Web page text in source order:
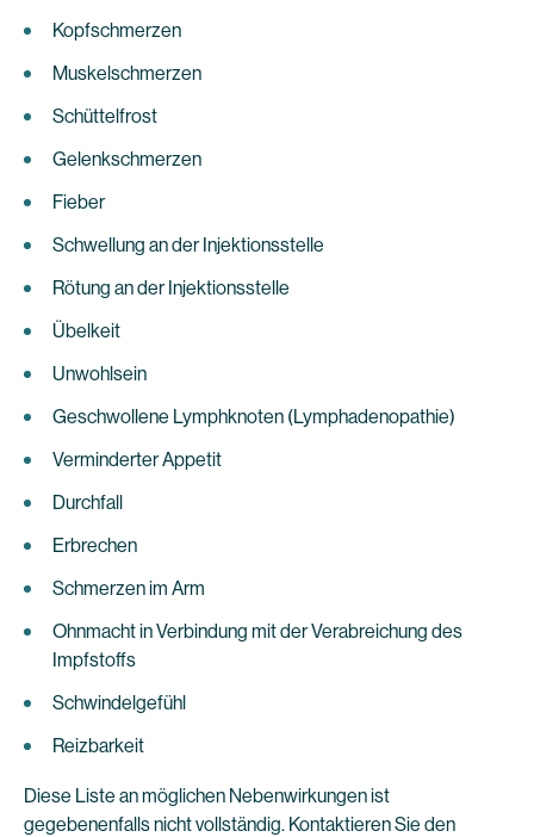
Kopfschmerzen
Muskelschmerzen
Schüttelfrost
Gelenkschmerzen
Fieber
Schwellung an der Injektionsstelle
Rötung an der Injektionsstelle
Übelkeit
Unwohlsein
Geschwollene Lymphknoten (Lymphadenopathie)
Verminderter Appetit
Durchfall
Erbrechen
Schmerzen im Arm
Ohnmacht in Verbindung mit der Verabreichung des
Impfstoffs
Schwindelgefühl
Reizbarkeit
Diese Liste an möglichen Nebenwirkungen ist
gegebenenfalls nicht vollständig. Kontaktieren Sie den